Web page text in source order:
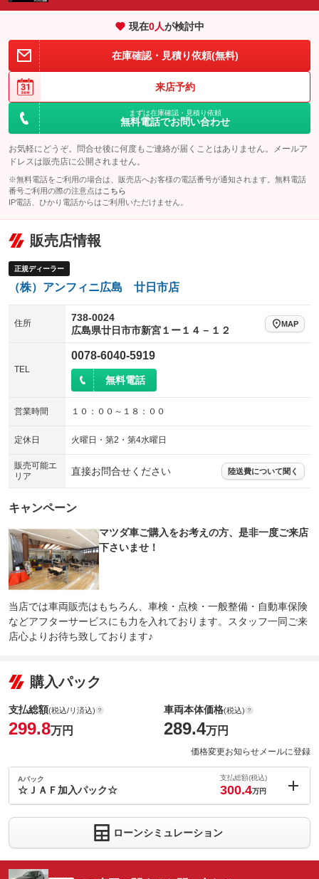
：装備なし
：装備なし
現在0人が検討中
在庫確認・見積り依頼(無料)
来店予約
まずは在庫確認・見積り依頼
無料電話でお問い合わせ
お気軽にどうぞ。問合せ後に何度もご連絡が届くことはありません。メールア
ドレスは販売店に公開されません。
※無料電話をご利用の場合は、販売店へお客様の電話番号が通知されます。無料電話
番号ご利用の際の注意点は こちら
IP電話、ひかり電話からはご利用いただけません。
販売店情報
正規ディーラー
（株）アンフィニ広島 廿日市店
住所
738-0024
広島県廿日市市新宮１ー１４－１２
MAP
TEL
0078-6040-5919
無料電話
営業時間 １０：００～１８：００
定休日 火曜日・第2・第4水曜日
販売可能エ
リア
直接お問合せください 陸送費について聞く
キャンペーン
マツダ車ご購入をお考えの方、是非一度ご来店
下さいませ！
当店では車両販売はもちろん、車検・点検・一般整備・自動車保険
などアフターサービスにも力を入れております。スタッフ一同ご来
店心よりお待ち致しております♪
購入パック
支払総額(税込/リ済込)
299.8万円
車両本体価格(税込)
289.4万円
価格変更お知らせメールに登録
Aパック
☆ＪＡＦ加入パック☆
支払総額(税込)
300.4万円
0.6 万円
車両本体価
格
ローンシミュレーション